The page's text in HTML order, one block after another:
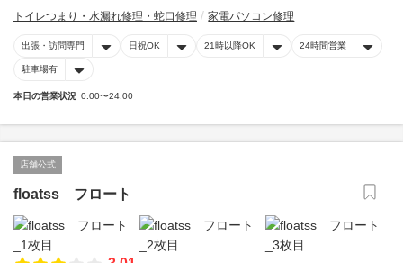
トイレつまり・水漏れ修理・蛇口修理 家電パソコン修理
出張・訪問専門 日祝OK 21時以降OK 24時間営業
駐車場有
本日の営業状況 0:00〜24:00
店舗公式
floatss フロート